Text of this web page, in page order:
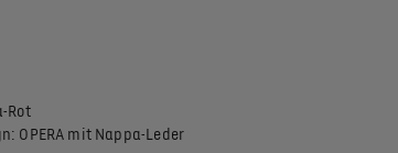
Rot
OPERA mit Nappa-Leder